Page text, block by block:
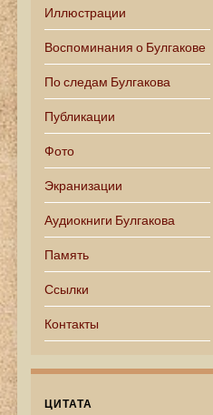
Иллюстрации
Воспоминания о Булгакове
По следам Булгакова
Публикации
Фото
Экранизации
Аудиокниги Булгакова
Память
Ссылки
Контакты
ЦИТАТА